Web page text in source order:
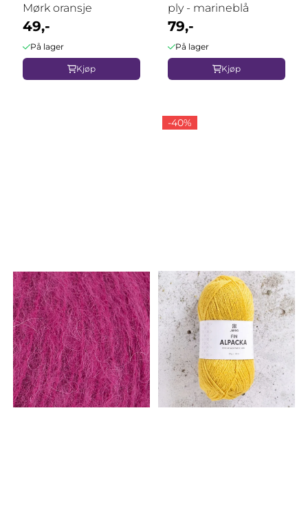
Mørk oransje
49,-
På lager
Kjøp
ply - marineblå
79,-
På lager
Kjøp
-40%